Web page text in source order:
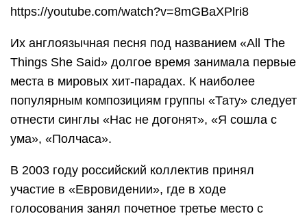
https://youtube.com/watch?v=8mGBaXPlri8
Их англоязычная песня под названием «All The
Things She Said» долгое время занимала первые
места в мировых хит-парадах. К наиболее
популярным композициям группы «Тату» следует
отнести синглы «Нас не догонят», «Я сошла с
ума», «Полчаса».
В 2003 году российский коллектив принял
участие в «Евровидении», где в ходе
голосования занял почетное третье место с